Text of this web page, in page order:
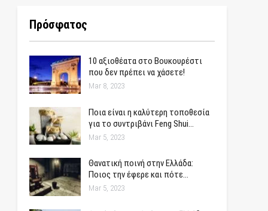
Πρόσφατος
10 αξιοθέατα στο Βουκουρέστι
που δεν πρέπει να χάσετε!
Mar 8, 2023
Ποια είναι η καλύτερη τοποθεσία
για το συντριβάνι Feng Shui…
Mar 5, 2023
Θανατική ποινή στην Ελλάδα:
Ποιος την έφερε και πότε…
Mar 5, 2023